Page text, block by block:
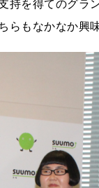
を得てのグラ
もなかなか興